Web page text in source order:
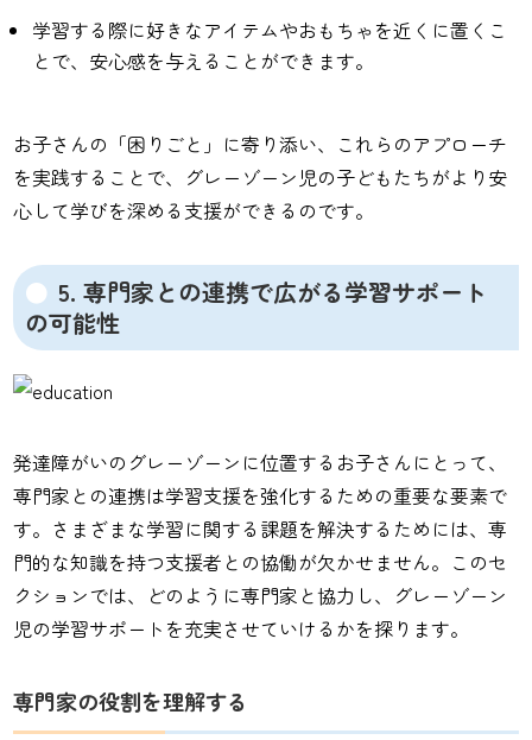
学習する際に好きなアイテムやおもちゃを近くに置くこ
とで、安心感を与えることができます。
お子さんの「困りごと」に寄り添い、これらのアプローチ
を実践することで、グレーゾーン児の子どもたちがより安
心して学びを深める支援ができるのです。
5. 専門家との連携で広がる学習サポート
の可能性
発達障がいのグレーゾーンに位置するお子さんにとって、
専門家との連携は学習支援を強化するための重要な要素で
す。さまざまな学習に関する課題を解決するためには、専
門的な知識を持つ支援者との協働が欠かせません。このセ
クションでは、どのように専門家と協力し、グレーゾーン
児の学習サポートを充実させていけるかを探ります。
専門家の役割を理解する